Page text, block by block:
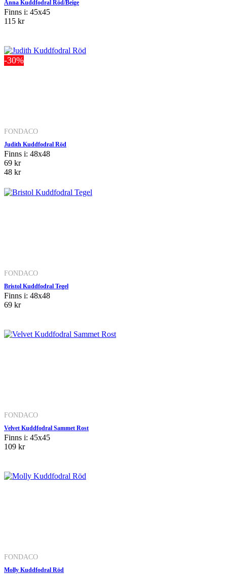
Anna Kuddfodral Röd/Beige
Finns i: 45x45
115 kr
-30%
FONDACO
Judith Kuddfodral Röd
Finns i: 48x48
69 kr
48 kr
FONDACO
Bristol Kuddfodral Tegel
Finns i: 48x48
69 kr
FONDACO
Velvet Kuddfodral Sammet Rost
Finns i: 45x45
109 kr
FONDACO
Molly Kuddfodral Röd